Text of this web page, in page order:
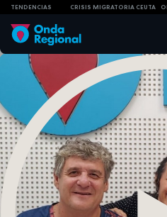
TENDENCIAS CRISIS MIGRATORIA CEUTA